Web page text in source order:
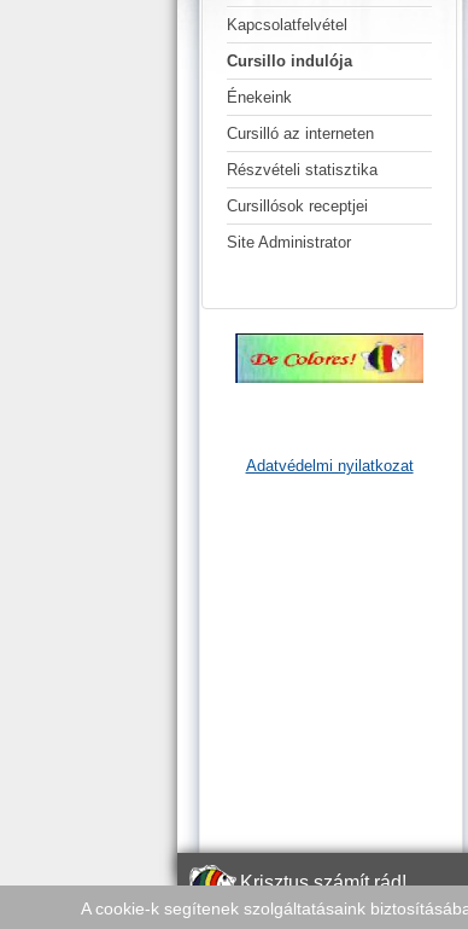
Kapcsolatfelvétel
Cursillo indulója
Énekeink
Cursilló az interneten
Részvételi statisztika
Cursillósok receptjei
Site Administrator
Adatvédelmi nyilatkozat
Krisztus számít rád!
A cookie-k segítenek szolgáltatásaink